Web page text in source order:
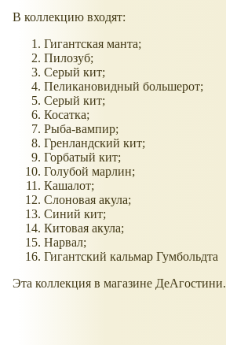
В коллекцию входят:
Гигантская манта;
Пилозуб;
Серый кит;
Пеликановидный большерот;
Серый кит;
Косатка;
Рыба-вампир;
Гренландский кит;
Горбатый кит;
Голубой марлин;
Кашалот;
Слоновая акула;
Синий кит;
Китовая акула;
Нарвал;
Гигантский кальмар Гумбольдта
Эта коллекция в магазине ДеАгостини.